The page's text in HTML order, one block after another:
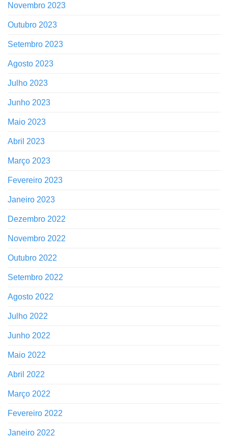
Novembro 2023
Outubro 2023
Setembro 2023
Agosto 2023
Julho 2023
Junho 2023
Maio 2023
Abril 2023
Março 2023
Fevereiro 2023
Janeiro 2023
Dezembro 2022
Novembro 2022
Outubro 2022
Setembro 2022
Agosto 2022
Julho 2022
Junho 2022
Maio 2022
Abril 2022
Março 2022
Fevereiro 2022
Janeiro 2022